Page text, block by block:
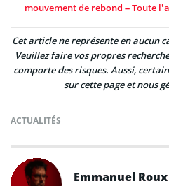
mouvement de rebond – Toute
Cet article ne représente en aucun
Veuillez faire vos propres
comporte des risques. Aussi,
sur cette page et nous
ACTUALITÉS
Emmanuel Roux